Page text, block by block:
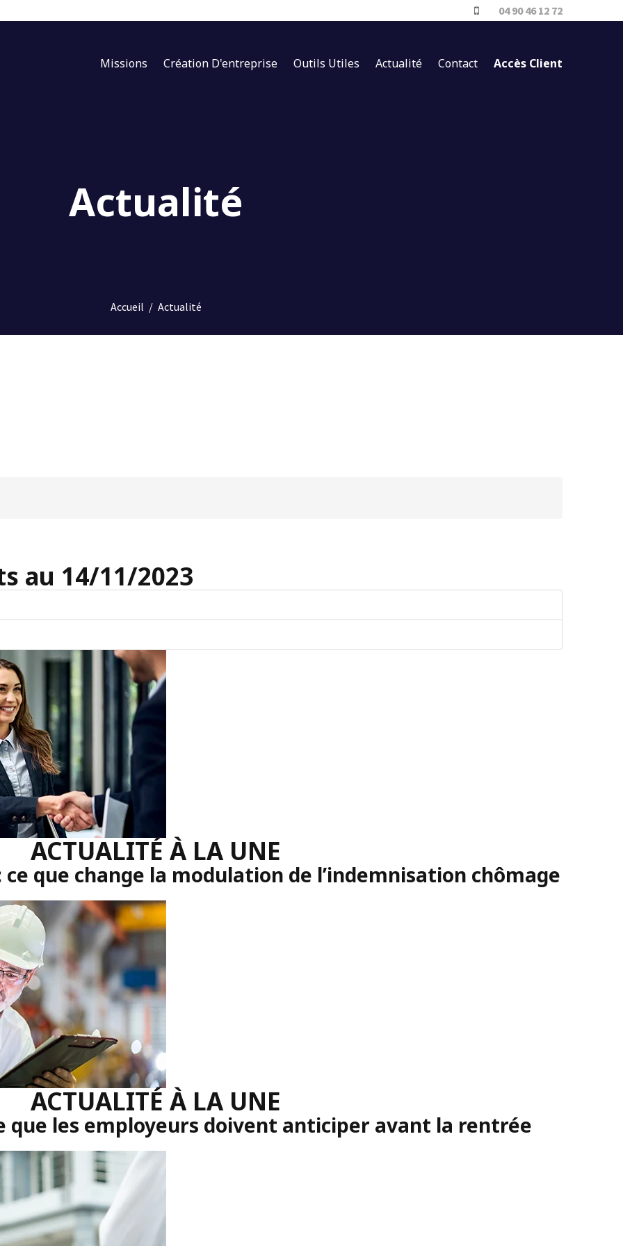
04 90 46 12 72
Missions Création D'entreprise Outils Utiles Actualité Contact Accès Client
Actualité
Accueil / Actualité
au 14/11/2023
ACTUALITÉ À LA UNE
que change la modulation de l’indemnisation chômage
ACTUALITÉ À LA UNE
que les employeurs doivent anticiper avant la rentrée